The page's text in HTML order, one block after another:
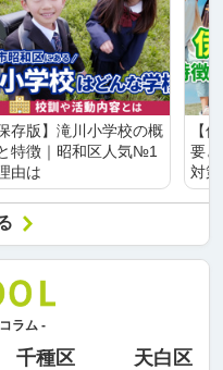
保存版】滝川小学校の概
特徴｜昭和区人気№1
由は
【
要
対
ラム -
千種区 天白区